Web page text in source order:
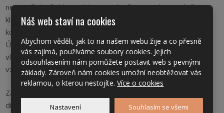
nejen při dnešních cenách energií. Dům MINI lze vytápět
klasickými způsoby, plynem nebo elektřinou ve spojení s
komfortním podlahovým topením či klasickými radiátory.
Úsporu energií pak podpoří ještě možnost pořídit si krbovou
vložku (ideálně do obývacího pokoje s rozvody teplého
vzduchu do dětských pokojů v patře).
Za úsporností domu stojí nejenom jeho chytře řešené
dispozice, ale především
stavební systém VELOX. Tento
Náš web staví na cookies
Abychom věděli, jak to na našem webu žije a co přesně
vás zajímá, používáme soubory cookies. Jejich
odsouhlasením nám pomůžete postavit web s pevnými
základy. Zároveň nám cookies umožní neobtěžovat vás
reklamou, o kterou nestojíte.Více o cookies
Nastavení Souhlasím se všemi